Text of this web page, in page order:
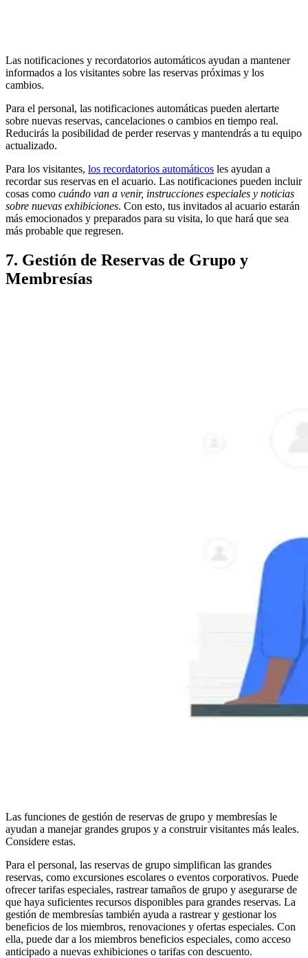
Las notificaciones y recordatorios automáticos ayudan a mantener
informados a los visitantes sobre las reservas próximas y los
cambios.
Para el personal, las notificaciones automáticas pueden alertarte
sobre nuevas reservas, cancelaciones o cambios en tiempo real.
Reducirás la posibilidad de perder reservas y mantendrás a tu equipo
actualizado.
Para los visitantes, los recordatorios automáticos les ayudan a
recordar sus reservas en el acuario. Las notificaciones pueden incluir
cosas como cuándo van a venir, instrucciones especiales y noticias
sobre nuevas exhibiciones. Con esto, tus invitados al acuario estarán
más emocionados y preparados para su visita, lo que hará que sea
más probable que regresen.
7. Gestión de Reservas de Grupo y
Membresías
Las funciones de gestión de reservas de grupo y membresías le
ayudan a manejar grandes grupos y a construir visitantes más leales.
Considere estas.
Para el personal, las reservas de grupo simplifican las grandes
reservas, como excursiones escolares o eventos corporativos. Puede
ofrecer tarifas especiales, rastrear tamaños de grupo y asegurarse de
que haya suficientes recursos disponibles para grandes reservas. La
gestión de membresías también ayuda a rastrear y gestionar los
beneficios de los miembros, renovaciones y ofertas especiales. Con
ella, puede dar a los miembros beneficios especiales, como acceso
anticipado a nuevas exhibiciones o tarifas con descuento.